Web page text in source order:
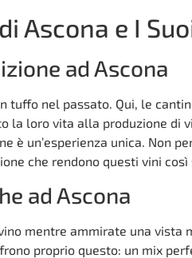
Ascona e I
ad Ascona
tuffo nel passato. Qui, le
la loro vita alla produzione di
è un’esperienza unica. Non
che rendono questi vini così
ad Ascona
mentre ammirate una vista
proprio questo: un mix